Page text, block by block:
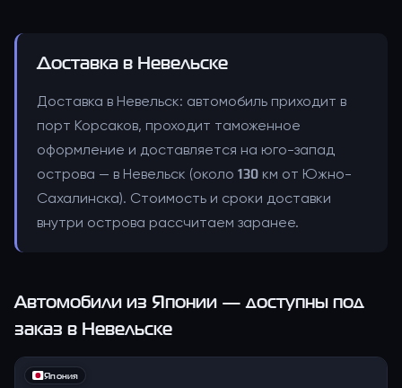
Доставкав Невельске
Доставка в Невельск: автомобиль приходит в
порт Корсаков, проходит таможенное
оформление и доставляется на юго-запад
острова — в Невельск (около 130 км от Южно-
Сахалинска). Стоимость и сроки доставки
внутри острова рассчитаем заранее.
Автомобили из Японии — доступны под
заказ в Невельске
Япония